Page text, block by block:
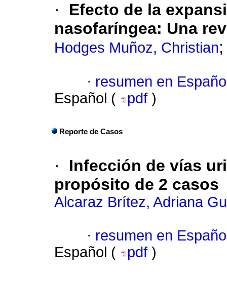
·
Efecto de la
nasofaríngea: Una
Hodges Muñoz, Christian
· resumen en
Español (
pdf )
Reporte de Casos
·
Infección de vías
propósito de 2 casos
Alcaraz Brítez, Adriana
· resumen en
Español (
pdf )